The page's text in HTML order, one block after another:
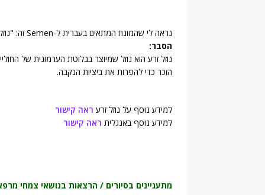
נראה לי שהמונח המתאים בעברית ל-Semen זה: "נוזל זרע"
הסבר:
נוזל זרע הוא נוזל שמיוצר בבלוטת הערמונית של
הזכר כדי להפרות את ביציות הנקבה.
למידע נוסף על נוזל זרע ראה קישור
למידע נוסף באנגלית ראה קישור
מתעניינים בסיורים / הרצאות בנושאי צמחי